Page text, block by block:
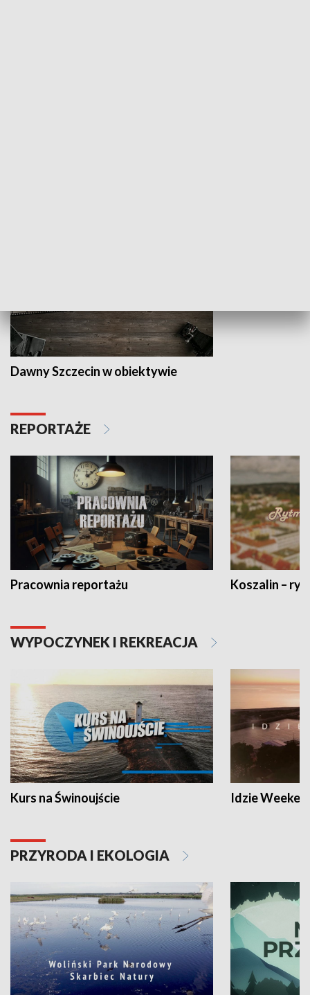
Dawny Szczecin w obiektywie
REPORTAŻE
Pracownia reportażu Koszalin –
WYPOCZYNEK I REKREACJA
Kurs na Świnoujście Idzie
PRZYRODA I EKOLOGIA